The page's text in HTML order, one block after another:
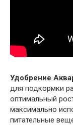
Удобрение
для подкормки
оптимальный
максимально
питательные